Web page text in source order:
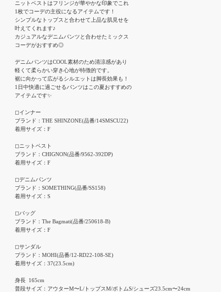
ニットベストはフリンジが華やかな印象でこれ
1枚でコーデの主役になるアイテムです！
シンプルなトップスと合わせて上品な肌見せを
叶えてくれます♪
カジュアルなデニムパンツと合わせたミックス
コーデがおすすめ◎
デニムパンツはCOOL素材のため清涼感があり
軽くて柔らかい穿き心地が特徴的です。
裾に向かって広がるシルエットは脚長効果も！
1日中快適に過ごせるパンツはこの夏おすすめの
アイテムです✨️
◻︎インナー
ブランド：THE SHINZONE(品番/14SMSCU22)
着用サイズ：F
◻︎ニットベスト
ブランド：CHIGNON(品番/9562-392DP)
着用サイズ：F
◻︎デニムパンツ
ブランド：SOMETHING(品番/SS158)
着用サイズ：S
◻︎バッグ
ブランド：The Bagmati(品番/250618-B)
着用サイズ：F
◻︎サンダル
ブランド：MOHI(品番/12-RD22-108-SE)
着用サイズ：37(23.5cm)
身長  165cm
普段サイズ：アウターM〜L/トップスM/ボトムS/シューズ23.5cm〜24cm